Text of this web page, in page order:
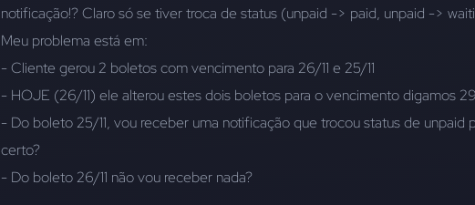
notificação!? Claro só se tiver troca de status (unpaid -> paid, unpaid ->
Meu problema está em:
- Cliente gerou 2 boletos com vencimento para 26/11 e 25/11
- HOJE (26/11) ele alterou estes dois boletos para o vencimento digamos
- Do boleto 25/11, vou receber uma notificação que trocou status de unpaid
certo?
- Do boleto 26/11 não vou receber nada?